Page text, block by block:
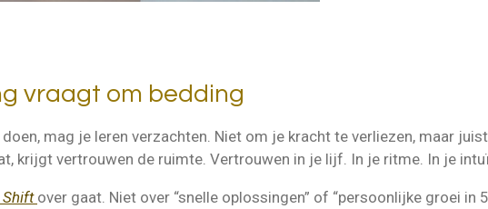
vraagt om bedding
mag je leren verzachten. Niet om je kracht te verliezen, maar
krijgt vertrouwen de ruimte. Vertrouwen in je lijf. In je ritme. In je
Shift over gaat. Niet over “snelle oplossingen” of “persoonlijke groei in